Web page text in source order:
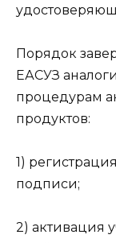
Порядок
ЕАСУЗ
процедурам
продуктов:
1)
подписи;
2) активация